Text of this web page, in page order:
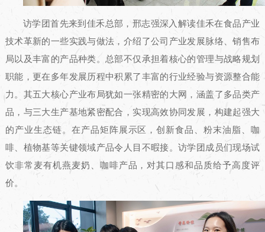
访学团首先来到佳禾总部，邢志强深入解读佳禾在食品产业
技术革新的一些实践与做法，介绍了公司产业发展脉络、销售布
局以及丰富的产品种类。总部不仅承担着核心的管理与战略规划
职能，更在多年发展历程中积累了丰富的行业经验与资源整合能
力。其五大核心产业布局犹如一张精密的大网，涵盖了多品类产
品，与三大生产基地紧密配合，实现高效协同发展，构建起强大
的产业生态链。在产品矩阵展示区，创新食品、粉末油脂、咖
啡、植物基等关键领域产品令人目不暇接。访学团成员们现场试
饮非常麦有机燕麦奶、咖啡产品，对其口感和品质给予高度评
价。